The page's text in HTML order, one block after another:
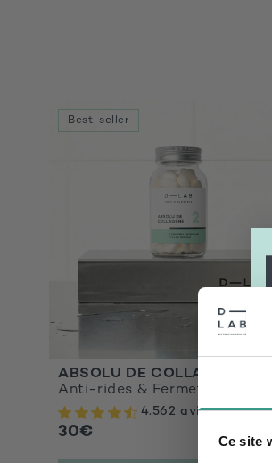
Ce site
Best-seller
ABSOLU DE COLLAGÈNE
Anti-rides & Fermeté
4.562 avis
30€